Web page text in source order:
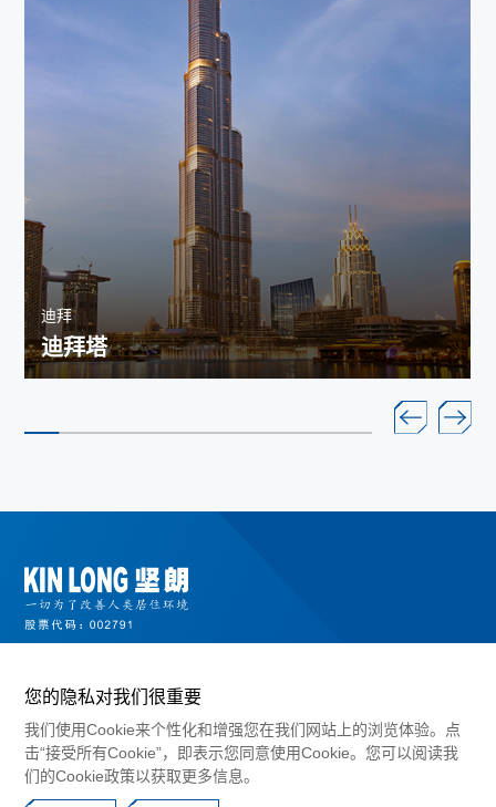
迪拜
迪拜塔
©2024 广东坚朗五金制品股份有限公司版权所有
您的隐私对我们很重要
我们使用Cookie来个性化和增强您在我们网站上的浏览体验。点
击“接受所有Cookie”，即表示您同意使用Cookie。您可以阅读我
们的Cookie政策以获取更多信息。